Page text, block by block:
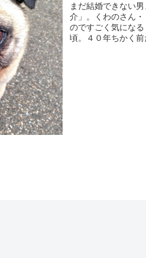
まだ結婚できない
介」。くわのさん
のですごく気にな
頃。４０年ちかく